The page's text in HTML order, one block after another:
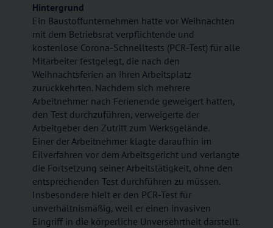
Hintergrund
Ein Baustoffunternehmen hatte vor Weihnachten
mit dem Betriebsrat verpflichtende und
kostenlose Corona-Schnelltests (PCR-Test) für alle
Mitarbeiter festgelegt, die nach den
Weihnachtsferien an ihren Arbeitsplatz
zurückkehrten. Nachdem sich mehrere
Arbeitnehmer nach Ferienende geweigert hatten,
den Test durchzuführen, verweigerte der
Arbeitgeber den Zutritt zum Werksgelände.
Einer der Arbeitnehmer klagte daraufhin im
Eilverfahren vor dem Arbeitsgericht und verlangte
die Fortsetzung seiner Arbeitstätigkeit, ohne den
entsprechenden Test durchführen zu müssen.
Insbesondere hielt er den PCR-Test für
unverhältnismäßig, weil er einen invasiven
Eingriff in die körperliche Unversehrtheit darstellt.